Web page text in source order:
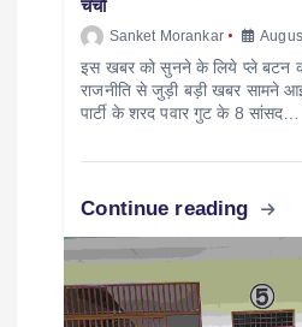
चर्चा
Sanket Morankar
इस खबर को सुनने के लिये प्ले बटन को
राजनीति से जुड़ी बड़ी खबर सामने
पार्टी के शरद पवार गुट के 8 सांसद…
Continue reading